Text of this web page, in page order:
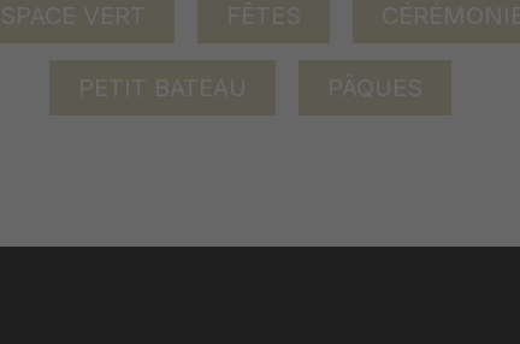
VERT FÊTES
PETIT BATEAU PÂQUES